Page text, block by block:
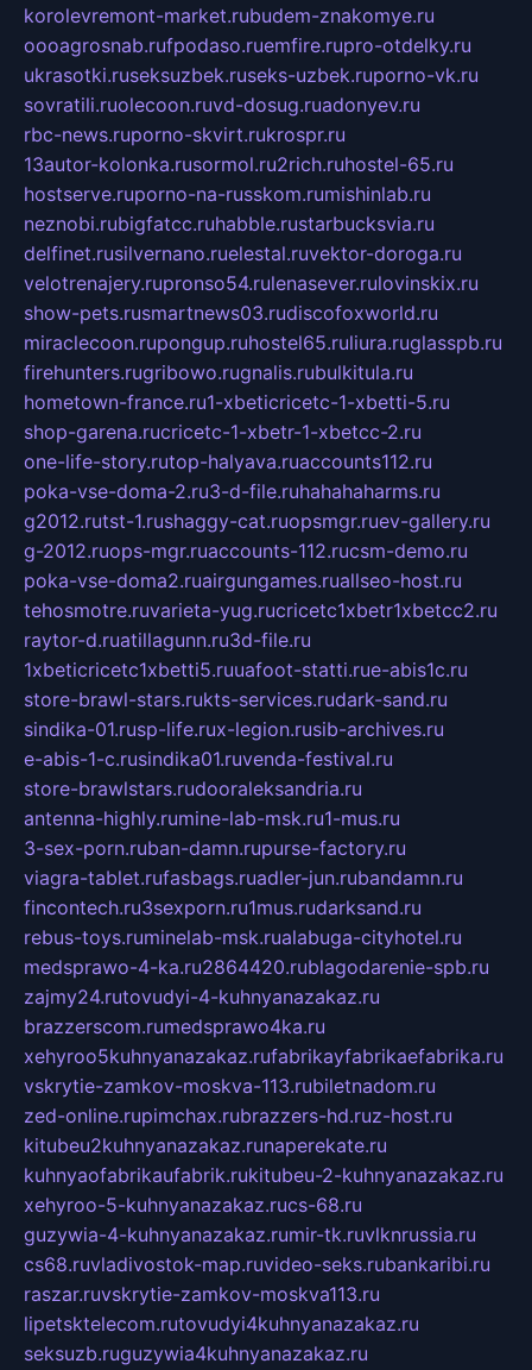
korolevremont-market.rubudem-znakomye.ru
oooagrosnab.rufpodaso.ruemfire.rupro-otdelky.ru
ukrasotki.ruseksuzbek.ruseks-uzbek.ruporno-vk.ru
sovratili.ruolecoon.ruvd-dosug.ruadonyev.ru
rbc-news.ruporno-skvirt.rukrospr.ru
13autor-kolonka.rusormol.ru2rich.ruhostel-65.ru
hostserve.ruporno-na-russkom.rumishinlab.ru
neznobi.rubigfatcc.ruhabble.rustarbucksvia.ru
delfinet.rusilvernano.ruelestal.ruvektor-doroga.ru
velotrenajery.rupronso54.rulenasever.rulovinskix.ru
show-pets.rusmartnews03.rudiscofoxworld.ru
miraclecoon.rupongup.ruhostel65.ruliura.ruglasspb.ru
firehunters.rugribowo.rugnalis.rubulkitula.ru
hometown-france.ru1-xbeticricetc-1-xbetti-5.ru
shop-garena.rucricetc-1-xbetr-1-xbetcc-2.ru
one-life-story.rutop-halyava.ruaccounts112.ru
poka-vse-doma-2.ru3-d-file.ruhahahaharms.ru
g2012.rutst-1.rushaggy-cat.ruopsmgr.ruev-gallery.ru
g-2012.ruops-mgr.ruaccounts-112.rucsm-demo.ru
poka-vse-doma2.ruairgungames.ruallseo-host.ru
tehosmotre.ruvarieta-yug.rucricetc1xbetr1xbetcc2.ru
raytor-d.ruatillagunn.ru3d-file.ru
1xbeticricetc1xbetti5.ruuafoot-statti.rue-abis1c.ru
store-brawl-stars.rukts-services.rudark-sand.ru
sindika-01.rusp-life.rux-legion.rusib-archives.ru
e-abis-1-c.rusindika01.ruvenda-festival.ru
store-brawlstars.rudooraleksandria.ru
antenna-highly.rumine-lab-msk.ru1-mus.ru
3-sex-porn.ruban-damn.rupurse-factory.ru
viagra-tablet.rufasbags.ruadler-jun.rubandamn.ru
fincontech.ru3sexporn.ru1mus.rudarksand.ru
rebus-toys.ruminelab-msk.rualabuga-cityhotel.ru
medsprawo-4-ka.ru2864420.rublagodarenie-spb.ru
zajmy24.rutovudyi-4-kuhnyanazakaz.ru
brazzerscom.rumedsprawo4ka.ru
xehyroo5kuhnyanazakaz.rufabrikayfabrikaefabrika.ru
vskrytie-zamkov-moskva-113.rubiletnadom.ru
zed-online.rupimchax.rubrazzers-hd.ruz-host.ru
kitubeu2kuhnyanazakaz.runaperekate.ru
kuhnyaofabrikaufabrik.rukitubeu-2-kuhnyanazakaz.ru
xehyroo-5-kuhnyanazakaz.rucs-68.ru
guzywia-4-kuhnyanazakaz.rumir-tk.ruvlknrussia.ru
cs68.ruvladivostok-map.ruvideo-seks.rubankaribi.ru
raszar.ruvskrytie-zamkov-moskva113.ru
lipetsktelecom.rutovudyi4kuhnyanazakaz.ru
seksuzb.ruguzywia4kuhnyanazakaz.ru